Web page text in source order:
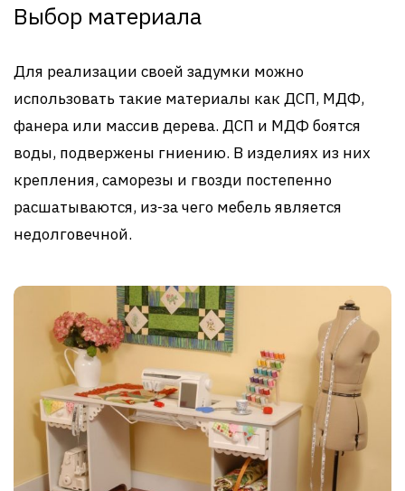
Выбор материала
Для реализации своей задумки можно
использовать такие материалы как ДСП, МДФ,
фанера или массив дерева. ДСП и МДФ боятся
воды, подвержены гниению. В изделиях из них
крепления, саморезы и гвозди постепенно
расшатываются, из-за чего мебель является
недолговечной.